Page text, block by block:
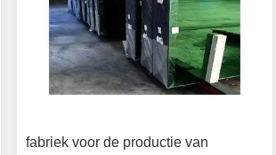
fabriek voor de productie van